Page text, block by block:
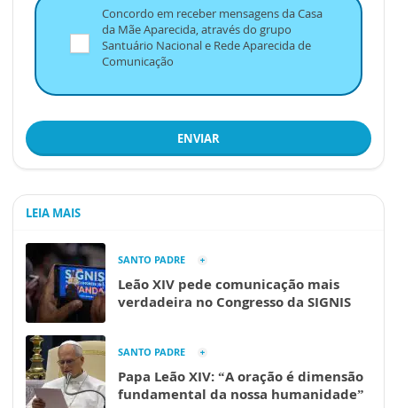
Concordo em receber mensagens da Casa
da Mãe Aparecida, através do grupo
Santuário Nacional e Rede Aparecida de
Comunicação
ENVIAR
LEIA MAIS
SANTO PADRE
Leão XIV pede comunicação mais
verdadeira no Congresso da SIGNIS
SANTO PADRE
Papa Leão XIV: “A oração é dimensão
fundamental da nossa humanidade”